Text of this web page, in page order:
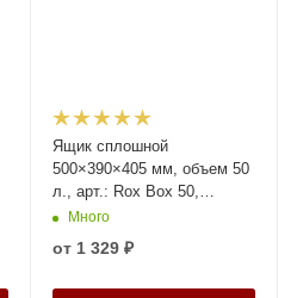
Ящик сплошной
500×390×405 мм, объем 50
л., арт.: Rox Box 50,
прозрачный, код: 18710
Много
от 1 329 ₽